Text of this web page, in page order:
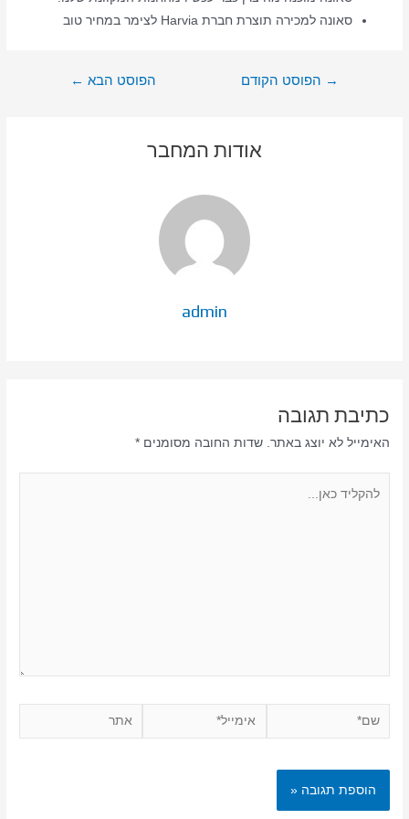
סאונה למכירה תוצרת חברת Harvia לצימר במחיר טוב
→ הפוסט הקודם הפוסט הבא ←
אודות המחבר
admin
כתיבת תגובה
האימייל לא יוצג באתר. שדות החובה מסומנים*
שם* אימייל* אתר